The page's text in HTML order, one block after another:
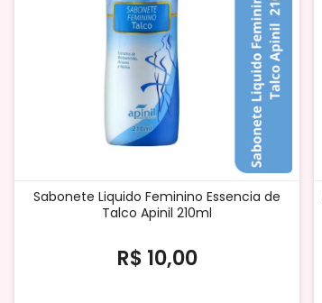
Sabonete Liquido Feminino Essencia de
Talco Apinil 210ml
R$ 10,00